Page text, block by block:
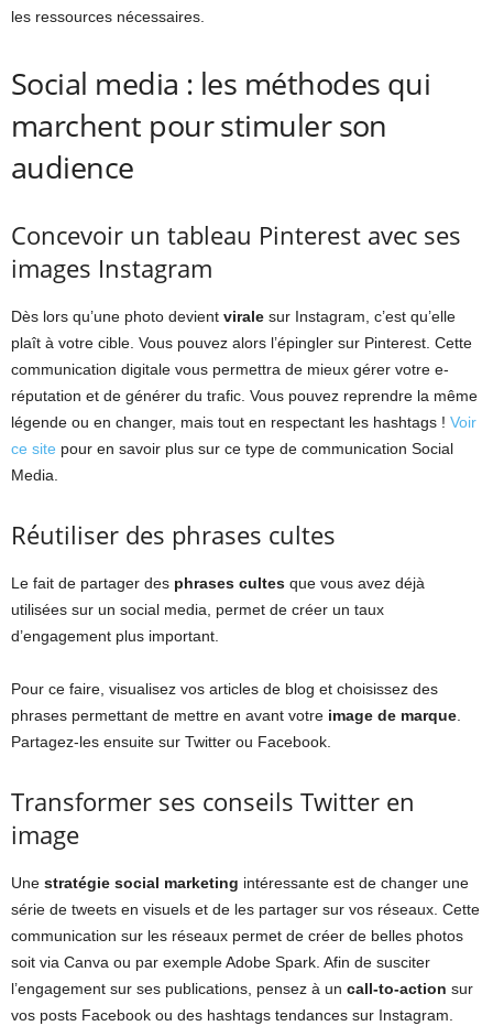
les ressources nécessaires.
Social media : les méthodes qui
marchent pour stimuler son
audience
Concevoir un tableau Pinterest avec ses
images Instagram
Dès lors qu’une photo devient virale sur Instagram, c’est qu’elle
plaît à votre cible. Vous pouvez alors l’épingler sur Pinterest. Cette
communication digitale vous permettra de mieux gérer votre e-
réputation et de générer du trafic. Vous pouvez reprendre la même
légende ou en changer, mais tout en respectant les hashtags ! Voir
ce site pour en savoir plus sur ce type de communication Social
Media.
Réutiliser des phrases cultes
Le fait de partager des phrases cultes que vous avez déjà
utilisées sur un social media, permet de créer un taux
d’engagement plus important.
Pour ce faire, visualisez vos articles de blog et choisissez des
phrases permettant de mettre en avant votre image de marque.
Partagez-les ensuite sur Twitter ou Facebook.
Transformer ses conseils Twitter en
image
Une stratégie social marketing intéressante est de changer une
série de tweets en visuels et de les partager sur vos réseaux. Cette
communication sur les réseaux permet de créer de belles photos
soit via Canva ou par exemple Adobe Spark. Afin de susciter
l’engagement sur ses publications, pensez à un call-to-action sur
vos posts Facebook ou des hashtags tendances sur Instagram.